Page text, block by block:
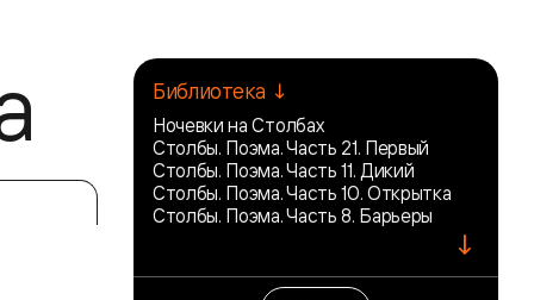
Библиотека ↓
Ночевки на Столбах
Столбы. Поэма. Часть 21. Первый
Столбы. Поэма. Часть 11. Дикий
Столбы. Поэма. Часть 10. Открытка
Столбы. Поэма. Часть 8. Барьеры
↓